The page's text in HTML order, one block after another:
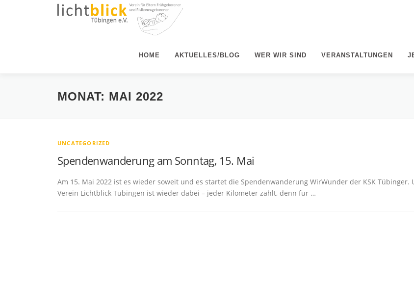
HOME AKTUELLES/BLOG WER WIR SIND VERANSTALTUNGEN
MONAT: MAI 2022
UNCATEGORIZED
Spendenwanderung am Sonntag, 15. Mai
Am 15. Mai 2022 ist es wieder soweit und es startet die Spendenwanderung WirWunder der KSK Tübinger.
Verein Lichtblick Tübingen ist wieder dabei – jeder Kilometer zählt, denn für …